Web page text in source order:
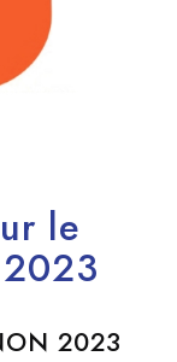
le
2023
2023